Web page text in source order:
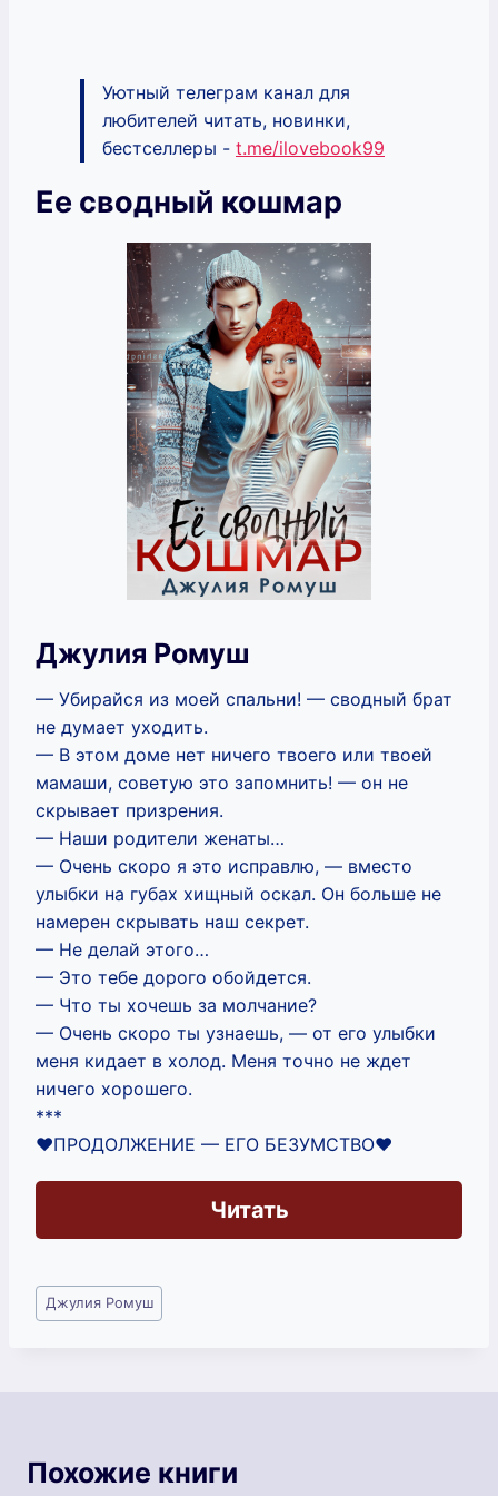
Уютный телеграм канал для
любителей читать, новинки,
бестселлеры - t.me/ilovebook99
Ее сводный кошмар
Джулия Ромуш
— Убирайся из моей спальни! — сводный брат
не думает уходить.
— В этом доме нет ничего твоего или твоей
мамаши, советую это запомнить! — он не
скрывает призрения.
— Наши родители женаты…
— Очень скоро я это исправлю, — вместо
улыбки на губах хищный оскал. Он больше не
намерен скрывать наш секрет.
— Не делай этого…
— Это тебе дорого обойдется.
— Что ты хочешь за молчание?
— Очень скоро ты узнаешь, — от его улыбки
меня кидает в холод. Меня точно не ждет
ничего хорошего.
***
❤️ПРОДОЛЖЕНИЕ — ЕГО БЕЗУМСТВО❤️
Читать
Метки
записи:
Джулия Ромуш
Похожие книги